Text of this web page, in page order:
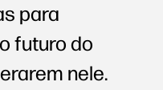
para
futuro do
nele.